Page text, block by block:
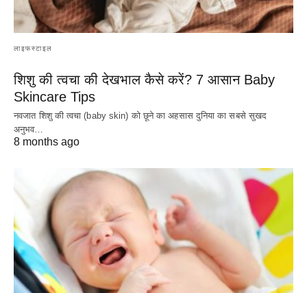
लाइफस्टाइल
शिशु की त्वचा की देखभाल कैसे करें? 7 आसान Baby
Skincare Tips
नवजात शिशु की त्वचा (baby skin) को छूने का अहसास दुनिया का सबसे सुखद
अनुभव…
8 months ago